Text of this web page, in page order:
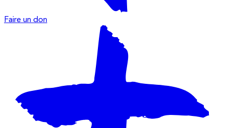
Faire un don